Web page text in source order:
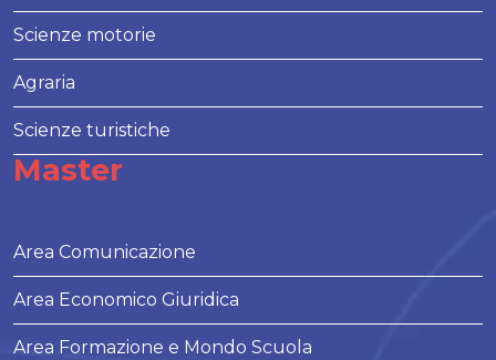
Scienze motorie
Agraria
Scienze turistiche
Master
Area Comunicazione
Area Economico Giuridica
Area Formazione e Mondo Scuola